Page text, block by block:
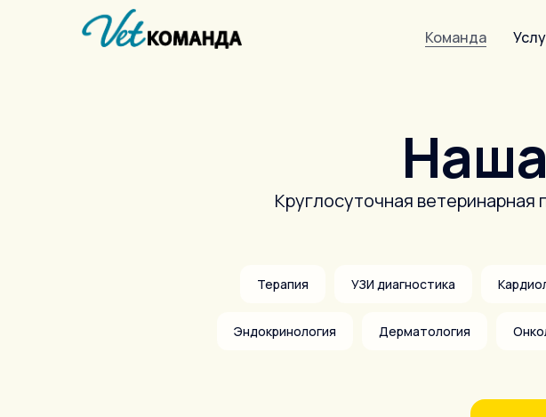
Команда
Круглосуточная
Терапия УЗИ диагностика
Эндокринология Дерматология